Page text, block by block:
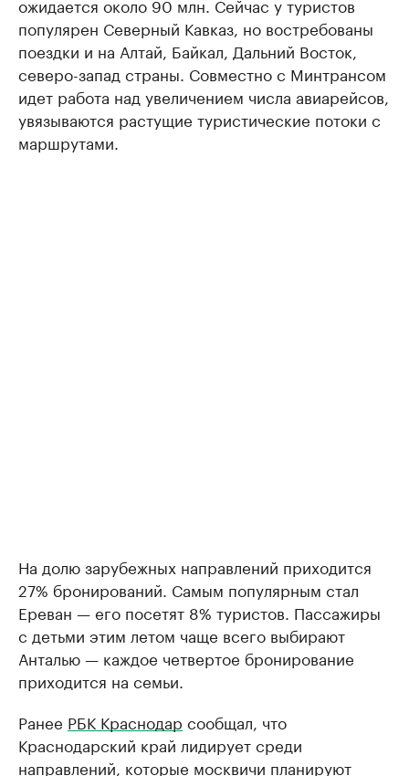
популярен Северный Кавказ, но востребованы
поездки и на Алтай, Байкал, Дальний Восток,
северо-запад страны. Совместно с Минтрансом
идет работа над увеличением числа авиарейсов,
увязываются растущие туристические потоки с
маршрутами.
На долю зарубежных направлений приходится
27% бронирований. Самым популярным стал
Ереван — его посетят 8% туристов. Пассажиры
с детьми этим летом чаще всего выбирают
Анталью — каждое четвертое бронирование
приходится на семьи.
Ранее РБК Краснодар сообщал, что
Краснодарский край лидирует среди
направлений, которые москвичи планируют